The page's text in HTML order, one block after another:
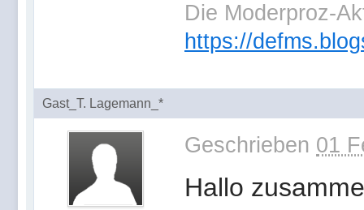
Die Moderproz-
https://
Gast_T. Lagemann_*
Geschrieben 01
Hallo